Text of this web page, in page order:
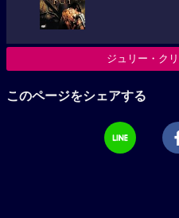
ジュリー・ク
このページをシェアする